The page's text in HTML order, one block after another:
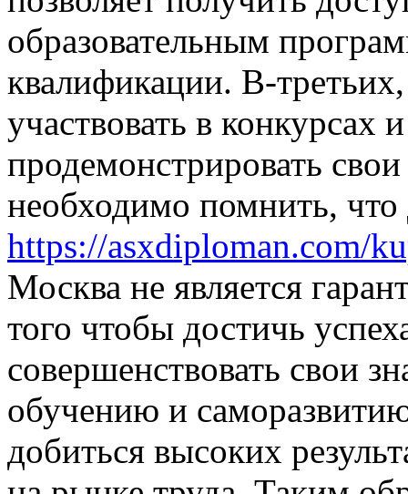
образовательным
квалификации. В-
участвовать в
продемонстрировать
необходимо помнить,
https://asxdiploman.com/
Москва не является
того чтобы достичь
совершенствовать свои
обучению и
добиться высоких